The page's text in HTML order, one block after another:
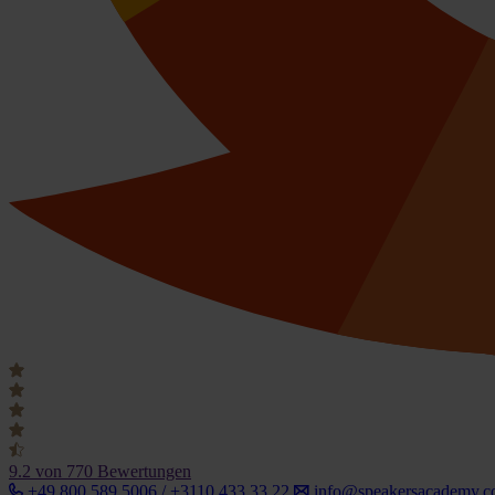
9.2 von 770 Bewertungen
+49 800 589 5006 / +3110 433 33 22